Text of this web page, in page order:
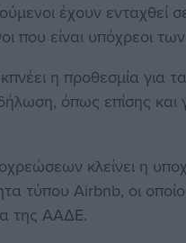
έχουν ενταχθεί
που είναι υπόχρεοι
η προθεσμία για
όπως επίσης και
κλείνει η
τύπου Αirbnb, οι
της ΑΑΔΕ.